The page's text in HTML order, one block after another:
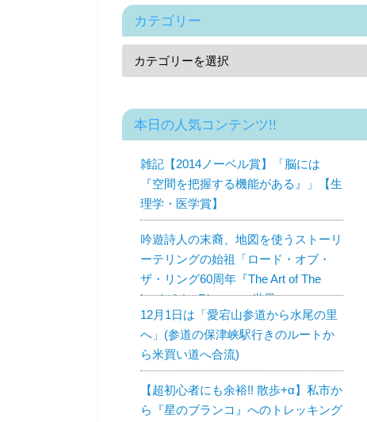
カテゴリー
本日の人気コンテンツ!!
雑記【2014ノーベル賞】「脳には
『空間を把握する機能がある』」【生
理学・医学賞】
吟遊詩人の末裔、地図を使うストーリ
ーテリングの始祖「ロード・オブ・
ザ・リング60周年『The Art of The
Lord of the Rings』の世界」
12月1日は「愛宕山参道から水尾の里
へ」(参道の保津峡駅行きのルートか
ら米買い道へ合流)
【超初心者にも余裕!! 散歩+α】私市か
ら『星のブランコ』へのトレッキング